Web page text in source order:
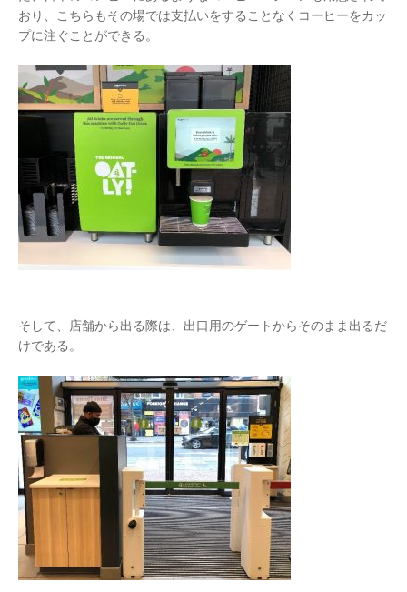
おり、こちらもその場では支払いをすることなくコーヒーをカッ
プに注ぐことができる。
そして、店舗から出る際は、出口用のゲートからそのまま出るだ
けである。